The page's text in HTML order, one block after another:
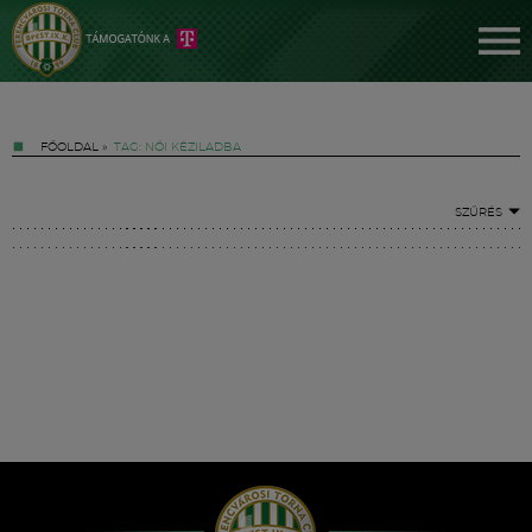
FŐOLDAL » TAG: NŐI KÉZILADBA
SZŰRÉS
Hírek